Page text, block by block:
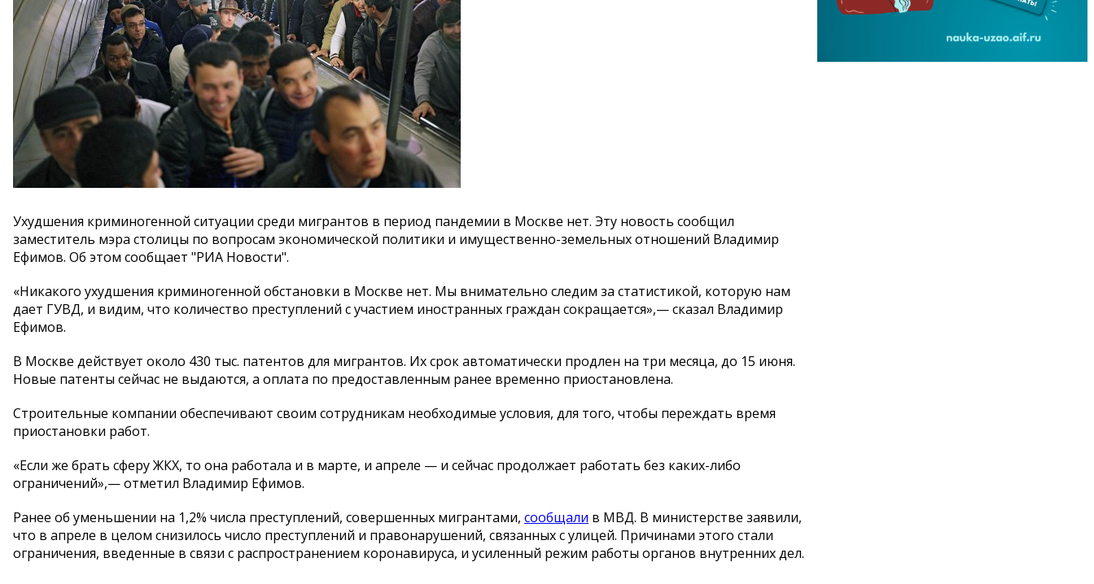
Ухудшения криминогенной ситуации среди мигрантов в период пандемии в Москве нет. Эту новость сообщил
заместитель мэра столицы по вопросам экономической политики и имущественно-земельных отношений Владимир
Ефимов. Об этом сообщает "РИА Новости".
«Никакого ухудшения криминогенной обстановки в Москве нет. Мы внимательно следим за статистикой, которую нам
дает ГУВД, и видим, что количество преступлений с участием иностранных граждан сокращается»,— сказал Владимир
Ефимов.
В Москве действует около 430 тыс. патентов для мигрантов. Их срок автоматически продлен на три месяца, до 15 июня.
Новые патенты сейчас не выдаются, а оплата по предоставленным ранее временно приостановлена.
Строительные компании обеспечивают своим сотрудникам необходимые условия, для того, чтобы переждать время
приостановки работ.
«Если же брать сферу ЖКХ, то она работала и в марте, и апреле — и сейчас продолжает работать без каких-либо
ограничений»,— отметил Владимир Ефимов.
Ранее об уменьшении на 1,2% числа преступлений, совершенных мигрантами, сообщали в МВД. В министерстве заявили,
что в апреле в целом снизилось число преступлений и правонарушений, связанных с улицей. Причинами этого стали
ограничения, введенные в связи с распространением коронавируса, и усиленный режим работы органов внутренних дел.